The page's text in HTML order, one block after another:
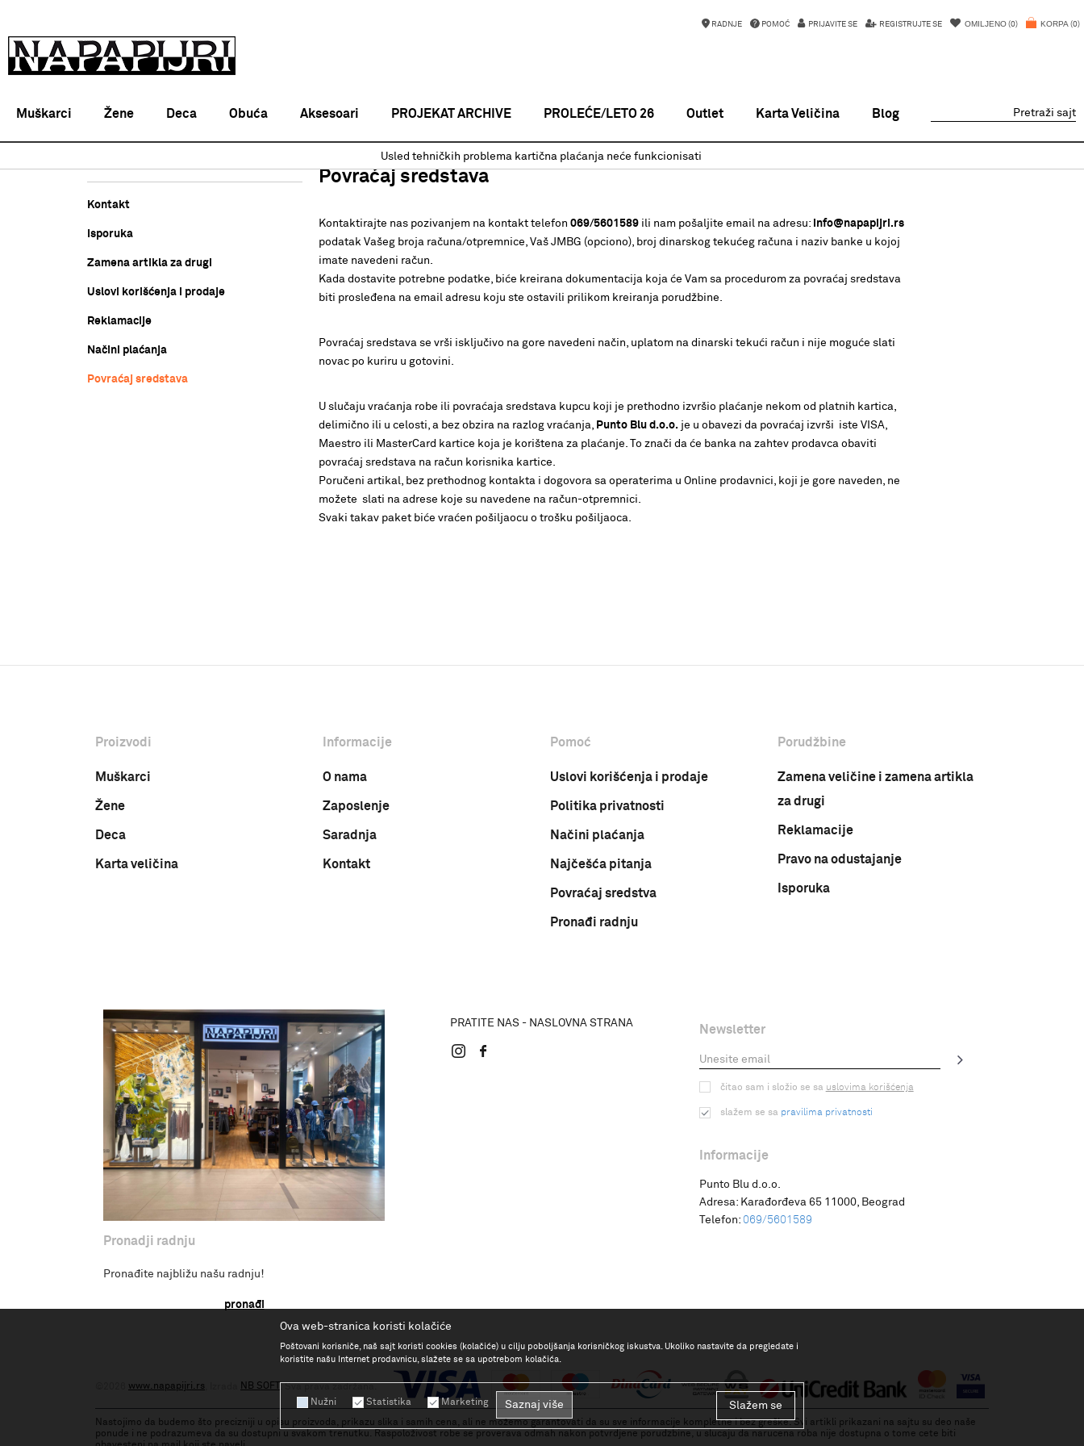
KORPA 0
OMILJENO 0
PRIJAVITE SE REGISTRUJTE SE
RADNJE POMOĆ
Muškarci Žene Deca Obuća Aksesoari PROJEKAT ARCHIVE PROLEĆE/LETO 26 Outlet Karta Veličina Blog Pretraži sajt
Usled tehničkih problema kartična plaćanja neće funkcionisati
Kontakt
Isporuka
Zamena artikla za drugi
Uslovi korišćenja i prodaje
Reklamacije
Načini plaćanja
Povraćaj sredstava
Povraćaj sredstava
Kontaktirajte nas pozivanjem na kontakt telefon 069/5601589 ili nam pošaljite email na adresu: info@napapijri.rs
podatak Vašeg broja računa/otpremnice, Vaš JMBG (opciono), broj dinarskog tekućeg računa i naziv banke u kojoj
imate navedeni račun.
Kada dostavite potrebne podatke, biće kreirana dokumentacija koja će Vam sa procedurom za povraćaj sredstava
biti prosleđena na email adresu koju ste ostavili prilikom kreiranja porudžbine.
Povraćaj sredstava se vrši isključivo na gore navedeni način, uplatom na dinarski tekući račun i nije moguće slati
novac po kuriru u gotovini.
U slučaju vraćanja robe ili povraćaja sredstava kupcu koji je prethodno izvršio plaćanje nekom od platnih kartica,
delimično ili u celosti, a bez obzira na razlog vraćanja, Punto Blu d.o.o. je u obavezi da povraćaj izvrši iste VISA,
Maestro ili MasterCard kartice koja je korištena za plaćanje. To znači da će banka na zahtev prodavca obaviti
povraćaj sredstava na račun korisnika kartice.
Poručeni artikal, bez prethodnog kontakta i dogovora sa operaterima u Online prodavnici, koji je gore naveden, ne
možete slati na adrese koje su navedene na račun-otpremnici.
Svaki takav paket biće vraćen pošiljaocu o trošku pošiljaoca.
Proizvodi
Muškarci
Žene
Deca
Karta veličina
Informacije
O nama
Zaposlenje
Saradnja
Kontakt
Pomoć
Uslovi korišćenja i prodaje
Politika privatnosti
Načini plaćanja
Najčešća pitanja
Povraćaj sredstva
Pronađi radnju
Porudžbine
Zamena veličine i zamena artikla
za drugi
Reklamacije
Pravo na odustajanje
Isporuka
Pronadji radnju
Pronađite najbližu našu radnju!
pronađi
PRATITE NAS - NASLOVNA STRANA Newsletter
čitao sam i složio se sa uslovima korišćenja
slažem se sa pravilima privatnosti
Informacije
Punto Blu d.o.o.
Adresa: Karađorđeva 65 11000, Beograd
Telefon: 069/5601589
www.napapijri.rs NB SOFT
Nastojimo da budemo što precizniji u opisu proizvoda, prikazu slika i samih cena, ali ne možemo garantovati da su sve informacije kompletne i bez greške. Svi artikli prikazani na sajtu su deo naše
ponude i ne podrazumeva da su dostupni u svakom trenutku. Raspoloživost robe se proverava odmah nakon potvrdjene porudzbine, u slucaju da narucena roba nije dostupna o tome cete biti
Ova web-stranica koristi kolačiće
Poštovani korisniče, naš sajt koristi cookies (kolačiće) u cilju poboljšanja korisničkog iskustva. Ukoliko nastavite da pregledate i
koristite našu Internet prodavnicu, slažete se sa upotrebom kolačića.
Nužni Statistika Marketing Saznaj više Slažem se